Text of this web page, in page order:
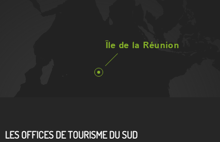
Île de la Réunion
LES OFFICES DE TOURISME DU SUD